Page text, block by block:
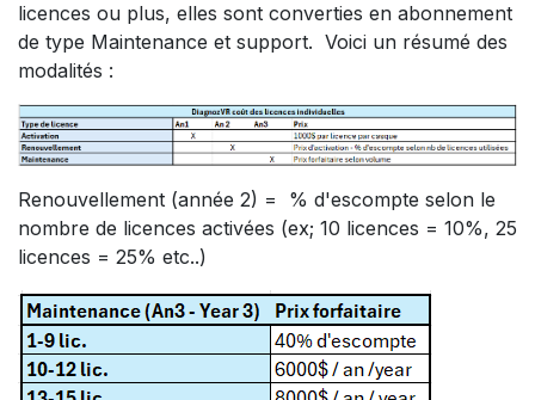
licences ou plus, elles sont converties en abonnement
de type Maintenance et support. Voici un résumé des
modalités :
Renouvellement (année 2) = % d'escompte selon le
nombre de licences activées (ex; 10 licences = 10%, 25
licences = 25% etc..)